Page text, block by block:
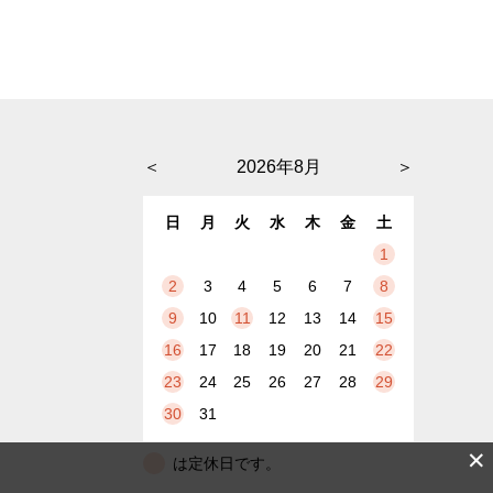
＜ ＞
2026年8月
日 月 火 水 木 金
土
1
2
3 4 5 6 7
8
9
10 11 12 13 14
15
16
17 18 19 20 21
22
23
24 25 26 27 28
29
30
31
は定休日です。 ✕